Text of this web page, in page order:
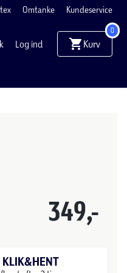
Omtanke Kundeservice
Log ind Kurv
0
349,-
KLIK&HENT